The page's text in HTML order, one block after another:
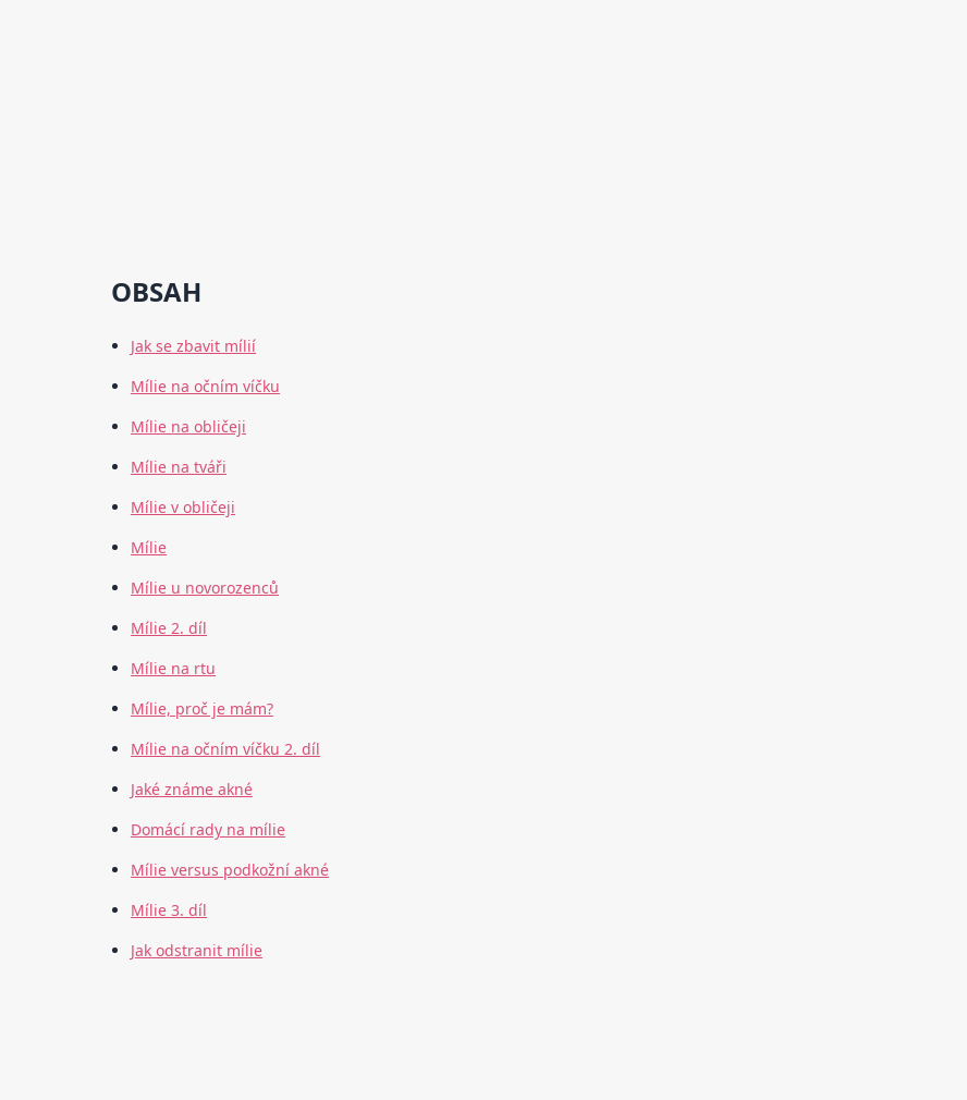
OBSAH
Jak se zbavit mílií
Mílie na očním víčku
Mílie na obličeji
Mílie na tváři
Mílie v obličeji
Mílie
Mílie u novorozenců
Mílie 2. díl
Mílie na rtu
Mílie, proč je mám?
Mílie na očním víčku 2. díl
Jaké známe akné
Domácí rady na mílie
Mílie versus podkožní akné
Mílie 3. díl
Jak odstranit mílie